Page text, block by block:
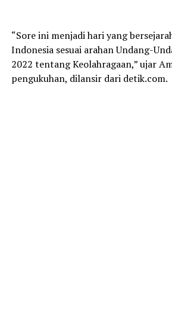
“Sore ini menjadi hari yang
Indonesia sesuai arahan Undang-
2022 tentang Keolahragaan,” ujar
pengukuhan, dilansir dari detik.com.